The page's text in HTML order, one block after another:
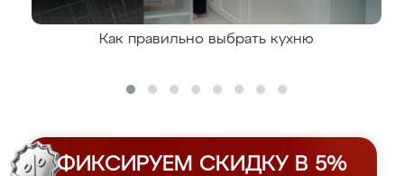
Как правильно выбрать кухню
ФИКСИРУЕМ СКИДКУ В 5%